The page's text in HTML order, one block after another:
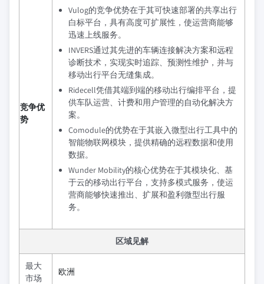
竞争优
势
Vulog的竞争优势在于其可快速部署的共享出行
白标平台，具有高度可扩展性，使运营商能够
迅速上线服务。
INVERS通过其先进的车辆连接解决方案和远程
诊断技术，实现实时追踪、预测性维护，并与
移动出行平台无缝集成。
Ridecell凭借其端到端的移动出行编排平台，提
供车队运营、计费和用户管理的自动化解决方
案。
Comodule的优势在于其嵌入微型出行工具中的
智能物联网模块，提供精确的远程数据和使用
数据。
Wunder Mobility的核心优势在于其模块化、基
于云的移动出行平台，支持多模式服务，使运
营商能够快速推出、扩展和盈利微型出行服
务。
区域见解
最大
市场
欧洲